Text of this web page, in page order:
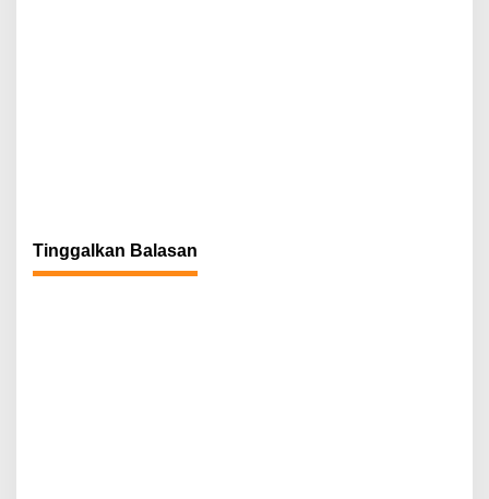
Tinggalkan Balasan